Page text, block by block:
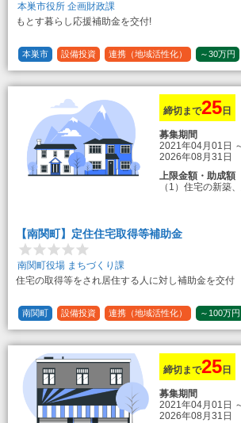
本巣市役所 企画財政課
もとす暮らし応援補助金を交付!
本巣市 設備投資 連携（地域活性化） ～30万円
締切まで25 日
募集期間
2021年04月01日
2026年08月31日
上限金額・助成額
（1）住宅の新築
（2）中古住宅の
登録事業者利用
（3）住宅リフォ
登録事業者利用
額を加算（限度額
円＋25万円加算＝
【南関町】定住住宅取得等補助金
南関町役場 まちづくり課
住宅の取得等をされ居住する人に対し補助金を交付
南関町 設備投資 連携（地域活性化） ～100万円
1/5 (20%)
定額
締切まで25 日
募集期間
2021年04月01日
2026年08月31日